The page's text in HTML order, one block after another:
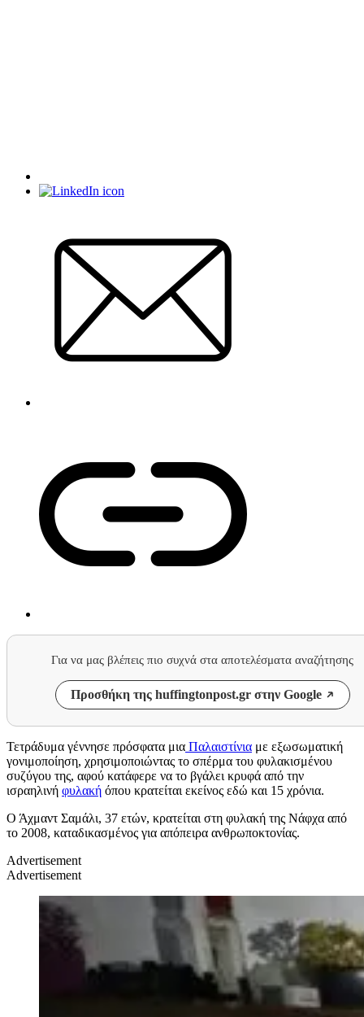
Για να μας βλέπεις πιο συχνά στα αποτελέσματα αναζήτησης
Προσθήκη της huffingtonpost.gr στην Google
Τετράδυμα γέννησε πρόσφατα μια Παλαιστίνια με εξωσωματική
γονιμοποίηση, χρησιμοποιώντας το σπέρμα του φυλακισμένου
συζύγου της, αφού κατάφερε να το βγάλει κρυφά από την
ισραηλινή φυλακή όπου κρατείται εκείνος εδώ και 15 χρόνια.
Ο Άχμαντ Σαμάλι, 37 ετών, κρατείται στη φυλακή της Νάφχα από
το 2008, καταδικασμένος για απόπειρα ανθρωποκτονίας.
Advertisement
Advertisement